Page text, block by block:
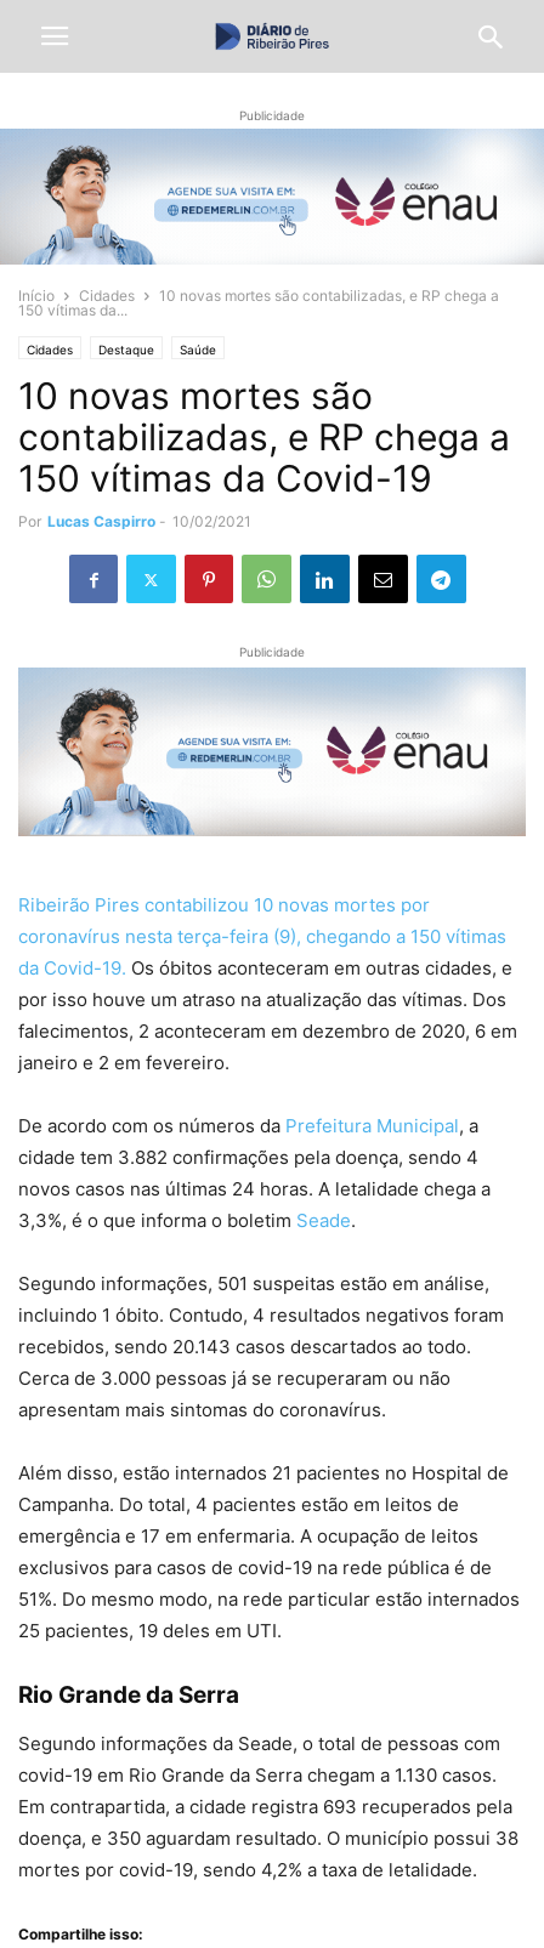
Publicidade
Início Cidades
10 novas mortes são contabilizadas, e RP chega a
150 vítimas da...
Cidades Destaque Saúde
10 novas mortes são
contabilizadas, e RP chega a
150 vítimas da Covid-19
Por Lucas Caspirro - 10/02/2021
Publicidade
Ribeirão Pires contabilizou 10 novas mortes por
coronavírus nesta terça-feira (9), chegando a 150 vítimas
da Covid-19. Os óbitos aconteceram em outras cidades, e
por isso houve um atraso na atualização das vítimas. Dos
falecimentos, 2 aconteceram em dezembro de 2020, 6 em
janeiro e 2 em fevereiro.
De acordo com os números da Prefeitura Municipal, a
cidade tem 3.882 confirmações pela doença, sendo 4
novos casos nas últimas 24 horas. A letalidade chega a
3,3%, é o que informa o boletim Seade.
Segundo informações, 501 suspeitas estão em análise,
incluindo 1 óbito. Contudo, 4 resultados negativos foram
recebidos, sendo 20.143 casos descartados ao todo.
Cerca de 3.000 pessoas já se recuperaram ou não
apresentam mais sintomas do coronavírus.
Além disso, estão internados 21 pacientes no Hospital de
Campanha. Do total, 4 pacientes estão em leitos de
emergência e 17 em enfermaria. A ocupação de leitos
exclusivos para casos de covid-19 na rede pública é de
51%. Do mesmo modo, na rede particular estão internados
25 pacientes, 19 deles em UTI.
Rio Grande da Serra
Segundo informações da Seade, o total de pessoas com
covid-19 em Rio Grande da Serra chegam a 1.130 casos.
Em contrapartida, a cidade registra 693 recuperados pela
doença, e 350 aguardam resultado. O município possui 38
mortes por covid-19, sendo 4,2% a taxa de letalidade.
Compartilhe isso: